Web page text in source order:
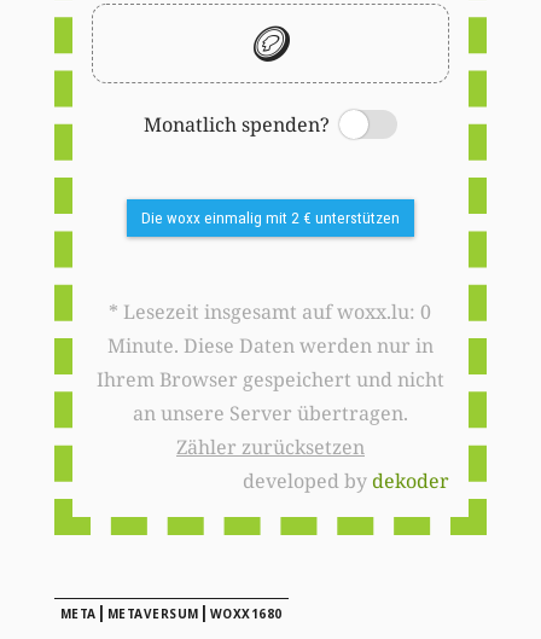
🪙
Monatlich spenden?
Switch
Die woxx einmalig mit 2 € unterstützen
* Lesezeit insgesamt auf woxx.lu: 0
Minute. Diese Daten werden nur in
Ihrem Browser gespeichert und nicht
an unsere Server übertragen.
Zähler zurücksetzen
developed bydekoder
META | METAVERSUM | WOXX1680